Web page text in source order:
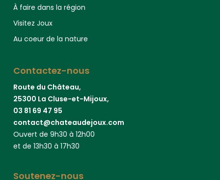
À faire dans la région
Visitez Joux
Au coeur de la nature
Contactez-nous
Route du Château,
25300 La Cluse-et-Mijoux,
03 81 69 47 95
contact@chateaudejoux.com
Ouvert de 9h30 à 12h00
et de 13h30 à 17h30
Soutenez-nous